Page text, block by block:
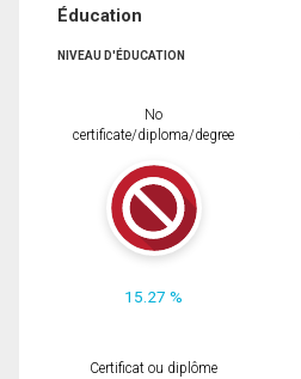
Éducation
NIVEAU D'ÉDUCATION
No
certificate/diploma/degree
15.27 %
Certificat ou diplôme